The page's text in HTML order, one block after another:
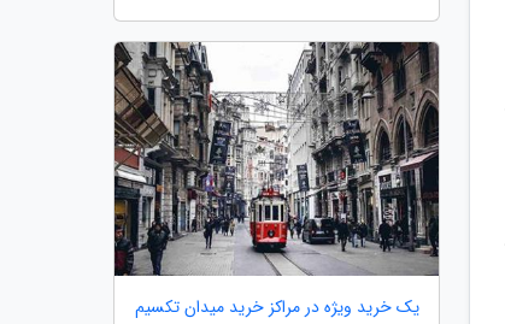
یک خرید ویژه در مراکز خرید میدان تکسیم